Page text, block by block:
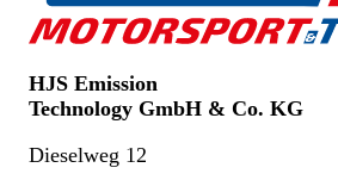
HJS Emission
Technology GmbH & Co. KG
Dieselweg 12